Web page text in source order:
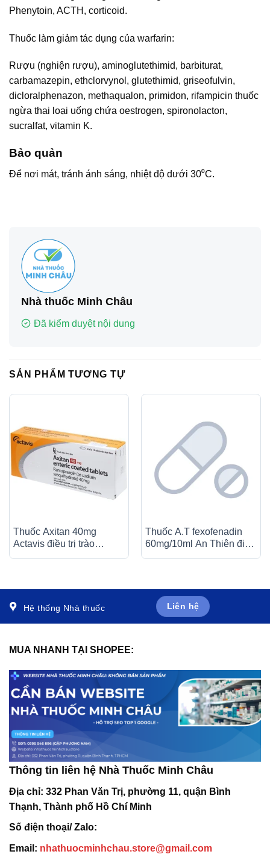
Phenytoin, ACTH, corticoid.
Thuốc làm giảm tác dụng của warfarin:
Rượu (nghiện rượu), aminoglutethimid, barbiturat,
carbamazepin, ethclorvynol, glutethimid, griseofulvin,
dicloralphenazon, methaqualon, primidon, rifampicin thuốc
ngừa thai loại uống chứa oestrogen, spironolacton,
sucralfat, vitamin K.
Bảo quản
Để nơi mát, tránh ánh sáng, nhiệt độ dưới 30⁰C.
Nhà thuốc Minh Châu
Đã kiểm duyệt nội dung
SẢN PHẨM TƯƠNG TỰ
Thuốc Axitan 40mg
Actavis điều trị trào
Thuốc A.T fexofenadin
60mg/10ml An Thiên điều
Hệ thống Nhà thuốc Liên hệ
MUA NHANH TẠI SHOPEE:
Thông tin liên hệ Nhà Thuốc Minh Châu
Địa chỉ: 332 Phan Văn Trị, phường 11, quận Bình
Thạnh, Thành phố Hồ Chí Minh
Số điện thoại/ Zalo:
Email: nhathuocminhchau.store@gmail.com